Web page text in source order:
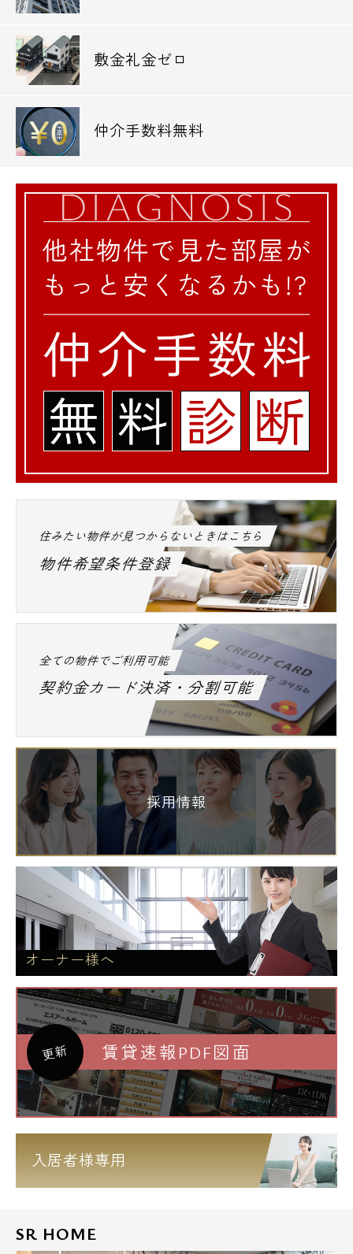
敷金礼金ゼロ
仲介手数料無料
住みたい物件が見つからないときはこちら
物件希望条件登録
全ての物件でご利用可能
契約金カード決済・分割可能
採用情報
オーナー様へ
更新 賃貸速報PDF図面
入居者様専用
SR HOME